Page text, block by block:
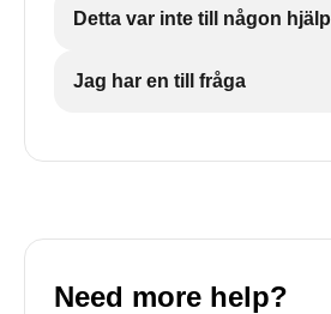
Detta var inte till någon hjälp
Jag har en till fråga
Need more help?